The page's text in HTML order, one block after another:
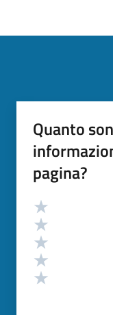
Quanto
pagina?
Valutazione